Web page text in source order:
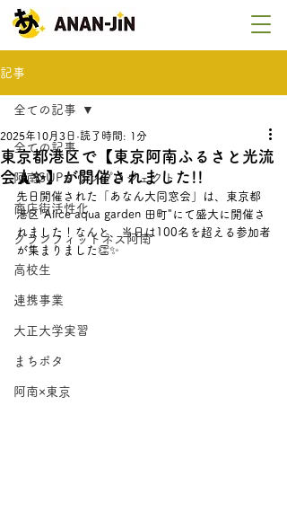
記事
全ての記事
阿南SUPタウンプロジェクト
商店街活性化
グランフィットネス阿南
高校生
連携事業
大正大学実習
まちポタ
阿南×東京
全ての記事
東京都港区で【東京阿南ふるさと光流
会🗼✨】が開催されました!!
2025年10月3日 読了時間: 1分
先日開催された「あなん大同窓会」は、東京都
港区"Alice aqua garden 田町"にて盛大に開催さ
れました！なんと、当日は100名を超える参加者
が集まりました👏✨